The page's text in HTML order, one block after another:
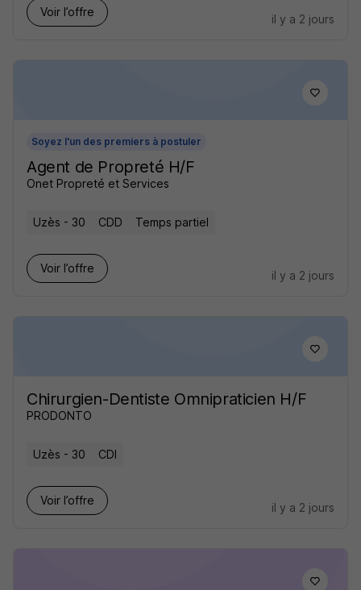
Voir l’offre
il y a 2 jours
Soyez l'un des premiers à postuler
Agent de Propreté H/F
Onet Propreté et Services
Uzès - 30 CDD Temps partiel
Voir l’offre
il y a 2 jours
Chirurgien-Dentiste Omnipraticien H/F
PRODONTO
Uzès - 30 CDI
Voir l’offre
il y a 2 jours